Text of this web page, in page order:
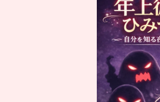
ン
ク